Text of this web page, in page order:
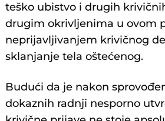
teško ubistvo i drugih
drugim okrivljenima u ovom
neprijavljivanjem krivičnog
sklanjanje tela oštećenog.
Budući da je nakon
dokaznih radnji nesporno